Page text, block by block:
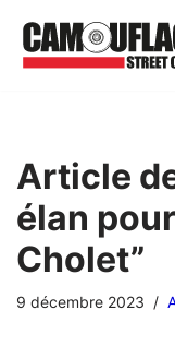
Aller
Article
élan
Cholet”
9 décembre 2023